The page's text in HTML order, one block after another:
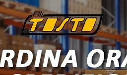
Cod:TOS-K763
Plastilina 12 barrette 12
colori
Kartal promettere di aumentare
l'immaginazione, la creativitÀ e la
capacitÀ di apprendimento dei
bambini con ore e ore di divert...